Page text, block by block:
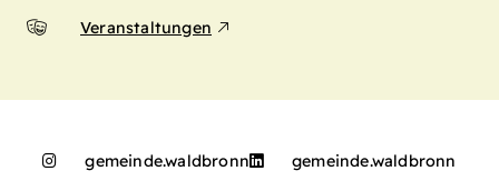
Veranstaltungen
gemeinde.waldbronn gemeinde.waldbronn